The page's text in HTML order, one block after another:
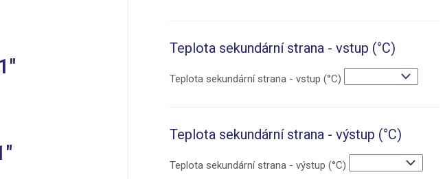
Teplota sekundární strana - vstup (°C)
Teplota sekundární strana - vstup (°C)
Teplota sekundární strana - výstup (°C)
Teplota sekundární strana - výstup (°C)